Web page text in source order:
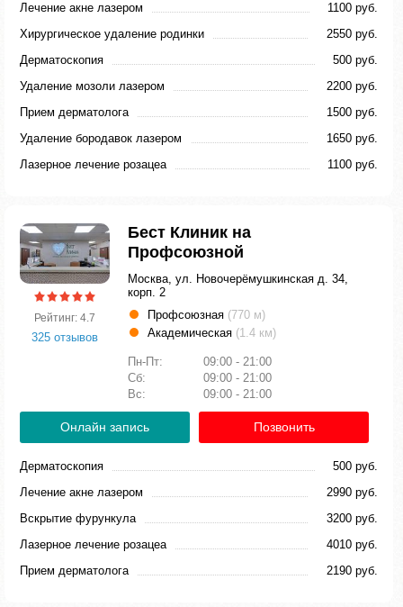
Лечение акне лазером
1100 руб.
Хирургическое удаление родинки
2550 руб.
Дерматоскопия
500 руб.
Удаление мозоли лазером
2200 руб.
Прием дерматолога
1500 руб.
Удаление бородавок лазером
1650 руб.
Лазерное лечение розацеа
1100 руб.
Рейтинг: 4.7
325 отзывов
Бест Клиник на
Профсоюзной
Москва, ул. Новочерёмушкинская д. 34,
корп. 2
Профсоюзная (770 м)
Академическая (1.4 км)
Пн-Пт:
09:00 - 21:00
Сб:
09:00 - 21:00
Вс:
09:00 - 21:00
Онлайн запись Позвонить
Дерматоскопия
500 руб.
Лечение акне лазером
2990 руб.
Вскрытие фурункула
3200 руб.
Лазерное лечение розацеа
4010 руб.
Прием дерматолога
2190 руб.